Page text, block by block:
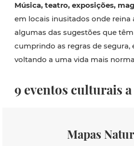
Música, teatro, exposições,
em locais inusitados onde reina
algumas das sugestões que têm
cumprindo as regras de segura,
voltando a uma vida mais
9 eventos culturais
Mapas